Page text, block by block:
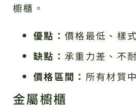
櫥櫃。
優點：價格最低、樣
缺點： 承重力差、不
價格區間： 所有材質
金屬櫥櫃